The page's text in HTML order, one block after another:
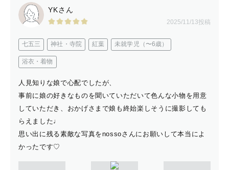
ꕤ　その他　ꕤ
子育て中のため、夕方や土日祝は返信が多少遅くなってし
まうこともございます。
です。
個人での貸し出し小物が少しございます。
希望の方はお問い合わせください🫧
YKさん
2025/11/13投稿
七五三 神社・寺院 紅葉 未就学児（〜6歳）
浴衣・着物
人見知りな娘で心配でしたが、
事前に娘の好きなものを聞いていただいて色んな小物を用意
していただき、おかげさまで娘も終始楽しそうに撮影しても
らえました♩
思い出に残る素敵な写真をnossoさんにお願いして本当によ
かったです♡